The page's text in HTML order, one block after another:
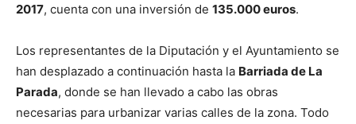
2017, cuenta con una inversión de 135.000 euros.
Los representantes de la Diputación y el Ayuntamiento se
han desplazado a continuación hasta la Barriada de La
Parada, donde se han llevado a cabo las obras
necesarias para urbanizar varias calles de la zona. Todo